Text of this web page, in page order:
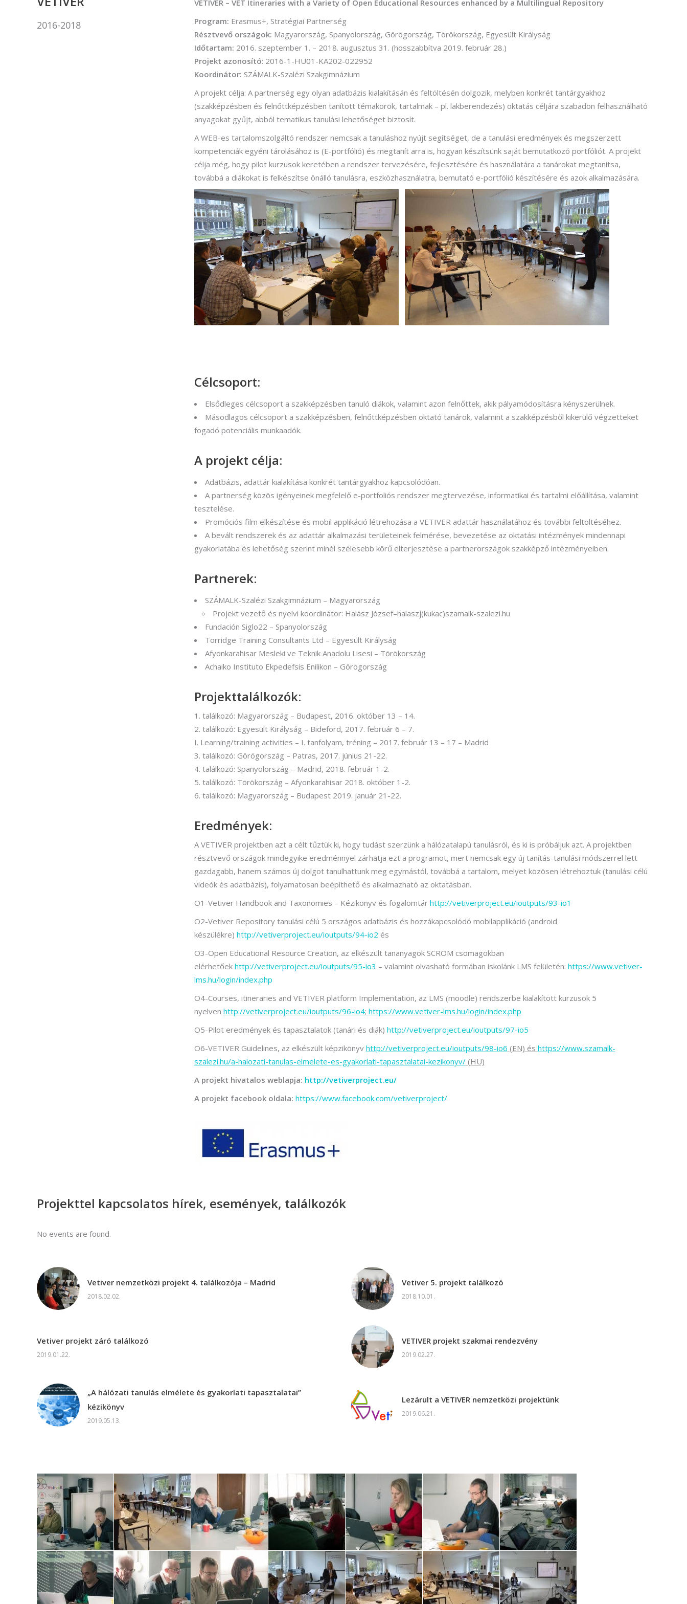
(Divattervező)
Fotográfus (Kreatív fotográfus)
Fotográfus (Kreatív fotográfus)
Grafikus
Képző és iparművészeti
munkatárs (Festő)
Mozgókép- és animációkészítő
Mozgókép- és animációkészítő
Vállalkozási ügyviteli ügyintéző
2016-2018
VETIVER – VET Itineraries with a Variety of Open Educational Resources enhanced by a Multilingual Repository
Program: Erasmus+, Stratégiai Partnerség
Résztvevő országok: Magyarország, Spanyolország, Görögország, Törökország, Egyesült Királyság
Időtartam: 2016. szeptember 1. – 2018. augusztus 31. (hosszabbítva 2019. február 28.)
Projekt azonosító: 2016-1-HU01-KA202-022952
Koordinátor: SZÁMALK-Szalézi Szakgimnázium
A projekt célja: A partnerség egy olyan adatbázis kialakításán és feltöltésén dolgozik, melyben konkrét tantárgyakhoz
(szakképzésben és felnőttképzésben tanított témakörök, tartalmak – pl. lakberendezés) oktatás céljára szabadon felhasználható
anyagokat gyűjt, abból tematikus tanulási lehetőséget biztosít.
A WEB-es tartalomszolgáltó rendszer nemcsak a tanuláshoz nyújt segítséget, de a tanulási eredmények és megszerzett
kompetenciák egyéni tárolásához is (E-portfólió) és megtanít arra is, hogyan készítsünk saját bemutatkozó portfóliót. A projekt
célja még, hogy pilot kurzusok keretében a rendszer tervezésére, fejlesztésére és használatára a tanárokat megtanítsa,
továbbá a diákokat is felkészítse önálló tanulásra, eszközhasználatra, bemutató e-portfólió készítésére és azok alkalmazására.
Célcsoport:
Elsődleges célcsoport a szakképzésben tanuló diákok, valamint azon felnőttek, akik pályamódosításra kényszerülnek.
Másodlagos célcsoport a szakképzésben, felnőttképzésben oktató tanárok, valamint a szakképzésből kikerülő végzetteket
fogadó potenciális munkaadók.
A projekt célja:
Adatbázis, adattár kialakítása konkrét tantárgyakhoz kapcsolódóan.
A partnerség közös igényeinek megfelelő e-portfoliós rendszer megtervezése, informatikai és tartalmi előállítása, valamint
tesztelése.
Promóciós film elkészítése és mobil applikáció létrehozása a VETIVER adattár használatához és további feltöltéséhez.
A bevált rendszerek és az adattár alkalmazási területeinek felmérése, bevezetése az oktatási intézmények mindennapi
gyakorlatába és lehetőség szerint minél szélesebb körű elterjesztése a partnerországok szakképző intézményeiben.
Partnerek:
SZÁMALK-Szalézi Szakgimnázium – Magyarország
Projekt vezető és nyelvi koordinátor: Halász József–halaszj(kukac)szamalk-szalezi.hu
Fundación Siglo22 – Spanyolország
Torridge Training Consultants Ltd – Egyesült Királyság
Afyonkarahisar Mesleki ve Teknik Anadolu Lisesi – Törökország
Achaiko Instituto Ekpedefsis Enilikon – Görögország
Projekttalálkozók:
1. találkozó: Magyarország – Budapest, 2016. október 13 – 14.
2. találkozó: Egyesült Királyság – Bideford, 2017. február 6 – 7.
I. Learning/training activities – I. tanfolyam, tréning – 2017. február 13 – 17 – Madrid
3. találkozó: Görögország – Patras, 2017. június 21-22.
4. találkozó: Spanyolország – Madrid, 2018. február 1-2.
5. találkozó: Törökország – Afyonkarahisar 2018. október 1-2.
6. találkozó: Magyarország – Budapest 2019. január 21-22.
Eredmények:
A VETIVER projektben azt a célt tűztük ki, hogy tudást szerzünk a hálózatalapú tanulásról, és ki is próbáljuk azt. A projektben
résztvevő országok mindegyike eredménnyel zárhatja ezt a programot, mert nemcsak egy új tanítás-tanulási módszerrel lett
gazdagabb, hanem számos új dolgot tanulhattunk meg egymástól, továbbá a tartalom, melyet közösen létrehoztuk (tanulási célú
videók és adatbázis), folyamatosan beépíthető és alkalmazható az oktatásban.
O1-Vetiver Handbook and Taxonomies – Kézikönyv és fogalomtár http://vetiverproject.eu/ioutputs/93-io1
O2-Vetiver Repository tanulási célú 5 országos adatbázis és hozzákapcsolódó mobilapplikáció (android
készülékre) http://vetiverproject.eu/ioutputs/94-io2 és
O3-Open Educational Resource Creation, az elkészült tananyagok SCROM csomagokban
elérhetőek http://vetiverproject.eu/ioutputs/95-io3 – valamint olvasható formában iskolánk LMS felületén: https://www.vetiver-
lms.hu/login/index.php
O4-Courses, itineraries and VETIVER platform Implementation, az LMS (moodle) rendszerbe kialakított kurzusok 5
nyelven http://vetiverproject.eu/ioutputs/96-io4; https://www.vetiver-lms.hu/login/index.php
O5-Pilot eredmények és tapasztalatok (tanári és diák) http://vetiverproject.eu/ioutputs/97-io5
O6-VETIVER Guidelines, az elkészült képzikönyv http://vetiverproject.eu/ioutputs/98-io6 (EN) és https://www.szamalk-
szalezi.hu/a-halozati-tanulas-elmelete-es-gyakorlati-tapasztalatai-kezikonyv/(HU)
A projekt hivatalos weblapja: http://vetiverproject.eu/
A projekt facebook oldala: https://www.facebook.com/vetiverproject/
Projekttel kapcsolatos hírek, események, találkozók
No events are found.
Vetiver nemzetközi projekt 4. találkozója – Madrid
2018.02.02.
Vetiver 5. projekt találkozó
2018.10.01.
Vetiver projekt záró találkozó
2019.01.22.
VETIVER projekt szakmai rendezvény
2019.02.27.
„A hálózati tanulás elmélete és gyakorlati tapasztalatai”
kézikönyv
2019.05.13.
Lezárult a VETIVER nemzetközi projektünk
2019.06.21.